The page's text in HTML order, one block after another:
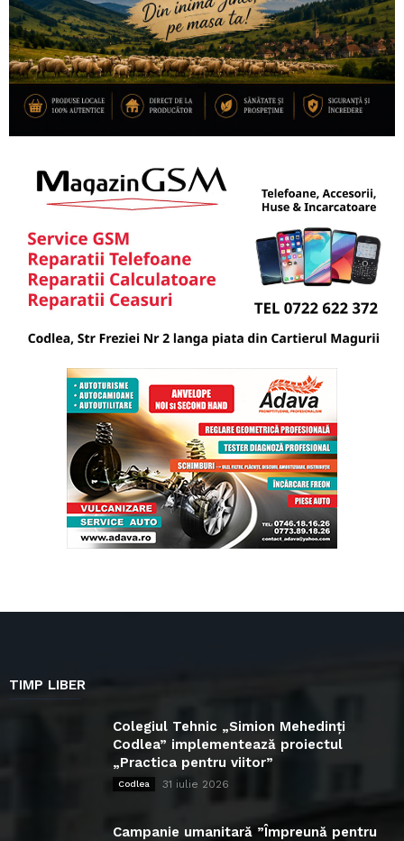
TIMP LIBER
Colegiul Tehnic „Simion Mehedinți
Codlea” implementează proiectul
„Practica pentru viitor”
Codlea 31 iulie 2026
Campanie umanitară ”Împreună pentru